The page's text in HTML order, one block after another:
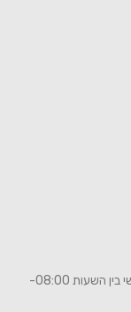
שעות הפעילות של בית המרקחת : בימי ראשון עד חמישי בין השעות 08:00-